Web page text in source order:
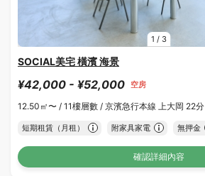
1 / 3
SOCIAL美宅 橫濱 海景
¥42,000 - ¥52,000 空房
12.50㎡〜 / 11樓層數 / 京濱急行本線 上大岡 22分
短期租賃（月租） 附家具家電 無押金
確認詳細內容